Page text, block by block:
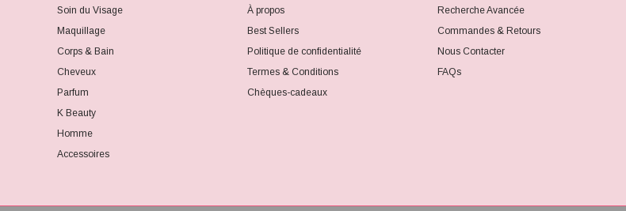
Naturium
APLB
BULLDOG
Soin du Visage
Maquillage
Corps & Bain
Cheveux
Parfum
K Beauty
Homme
Accessoires
À propos
Best Sellers
Politique de confidentialité
Termes & Conditions
Chèques-cadeaux
Recherche Avancée
Commandes & Retours
Nous Contacter
FAQs